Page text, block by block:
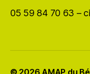
05 59 84 70 63 –
© 2026 AMAP du